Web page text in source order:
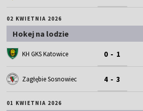
02 KWIETNIA 2026
Hokej na lodzie
KH GKS Katowice 0 - 1
Zagłębie Sosnowiec 4 - 3
01 KWIETNIA 2026